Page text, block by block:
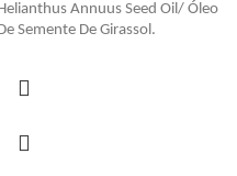
Annuus Seed Oil/ Óleo
Semente De Girassol.